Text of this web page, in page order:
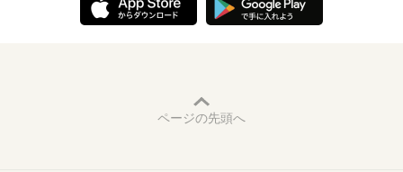
ページの先頭へ